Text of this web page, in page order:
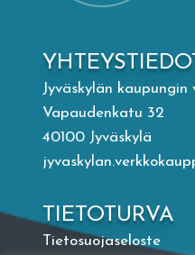
Valon Kaupunki
Lasten Lysti &
English
YHTEYSTIEDOT
Jyväskylän kaupungin
Vapaudenkatu 32
40100 Jyväskylä
TIETOTURVA
Tietosuojaseloste